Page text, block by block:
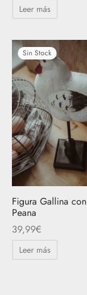
Leer más
Sin Stock
Figura Gallina con
Peana
39,99€
Leer más